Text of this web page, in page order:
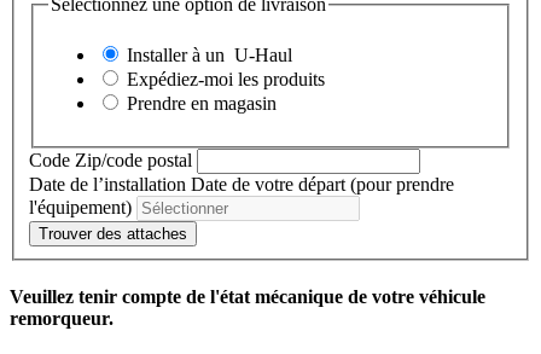
Sélectionnez une option de livraison
Installer à un U-Haul
Expédiez-moi les produits
Prendre en magasin
Code Zip/code postal
Date de l’installation Date de votre départ (pour prendre
l'équipement)
Trouver des attaches
Veuillez tenir compte de l'état mécanique de votre véhicule
remorqueur.